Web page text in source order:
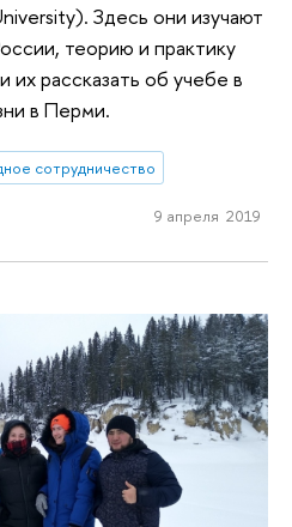
Здесь они изучают
теорию и практику
рассказать об учебе в
в Перми.
сотрудничество
9 апреля 2019